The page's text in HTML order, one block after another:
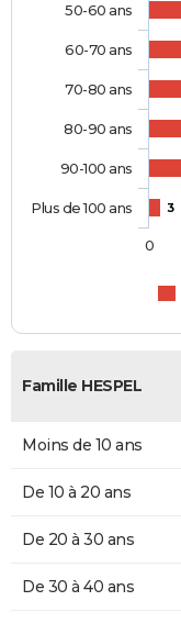
3
50-60 ans
60-70 ans
70-80 ans
80-90 ans
90-100 ans
Plus de 100 ans
0
Famille HESPEL
Moins de 10 ans
De 10 à 20 ans
De 20 à 30 ans
De 30 à 40 ans